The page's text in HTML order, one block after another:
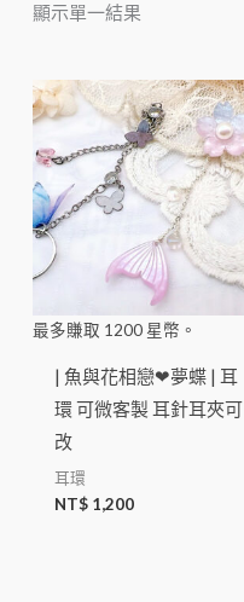
顯示單一結果
最多賺取 1200 星幣。
| 魚與花相戀❤夢蝶 | 耳
環 可微客製 耳針耳夾可
改
耳環
NT$ 1,200